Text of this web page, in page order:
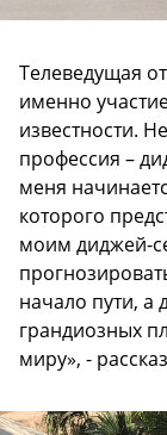
Телеведущая
именно
известности.
профессия –
меня
которого
моим диджей-
начало пути, а
грандиозных
миру», -